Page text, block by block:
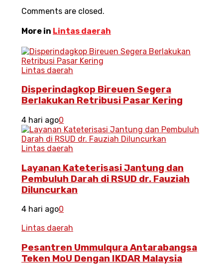
Comments are closed.
More in Lintas daerah
Lintas daerah
Disperindagkop Bireuen Segera
Berlakukan Retribusi Pasar Kering
4 hari ago0
Lintas daerah
Layanan Kateterisasi Jantung dan
Pembuluh Darah di RSUD dr. Fauziah
Diluncurkan
4 hari ago0
Lintas daerah
Pesantren Ummulqura Antarabangsa
Teken MoU Dengan IKDAR Malaysia